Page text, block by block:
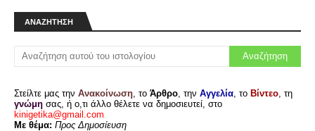
ΑΝΑΖΉΤΗΣΗ
Στείλτε μας την Ανακοίνωση , το Άρθρο , την Αγγελία , το Βίντεο , τη
γνώμη σας, ή ο,τι άλλο θέλετε να δημοσιευτεί, στο
kinigetika@gmail.com
Με θέμα: Προς Δημοσίευση